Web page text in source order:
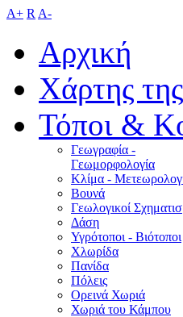
A+ R A-
Αρχική
Χάρτης
Τόποι &
Γεωγραφία -
Γεωμορφολογία
Κλίμα -
Βουνά
Γεωλογικοί
Δάση
Υγρότοποι - Βιότοποι
Χλωρίδα
Πανίδα
Πόλεις
Ορεινά Χωριά
Χωριά του Κάμπου